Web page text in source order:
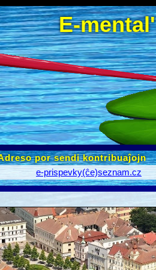
E-mental'
por sendi kontribuaĵojn
e-prispevky(ĉe)seznam.cz